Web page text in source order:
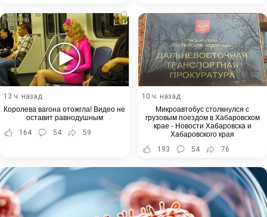
i
13 ч. назад
Королева вагона отожгла! Видео не
оставит равнодушным
164
54 59
10 ч. назад
Микроавтобус столкнулся с
грузовым поездом в Хабаровском
крае - Новости Хабаровска и
Хабаровского края
193
54 76